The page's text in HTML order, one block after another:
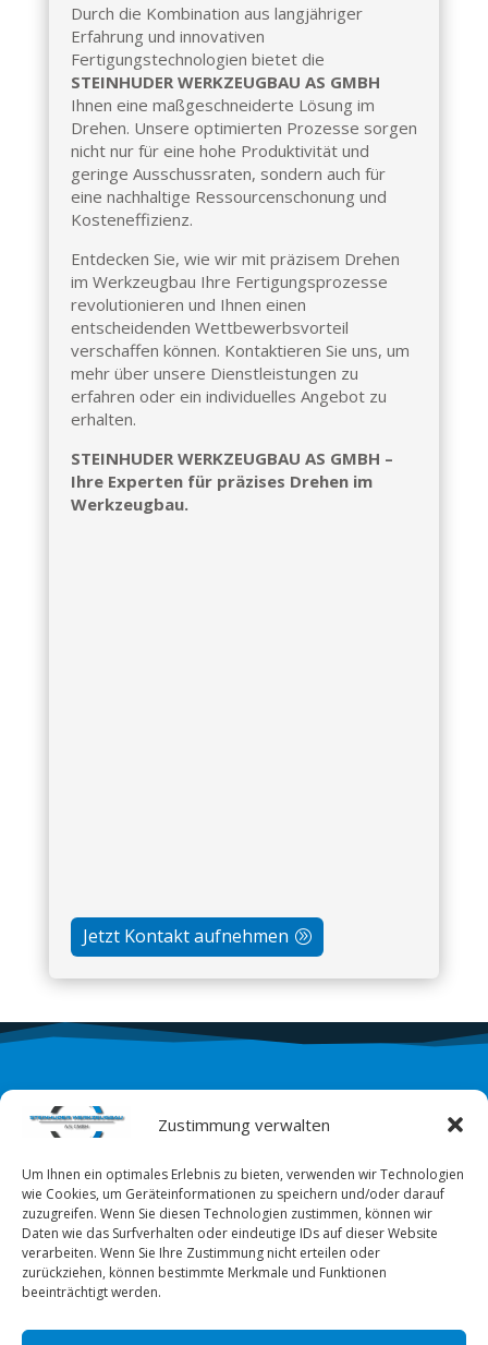
Zustimmung verwalten
Um Ihnen ein optimales Erlebnis zu bieten, verwenden wir Technologien
wie Cookies, um Geräteinformationen zu speichern und/oder darauf
zuzugreifen. Wenn Sie diesen Technologien zustimmen, können wir
Daten wie das Surfverhalten oder eindeutige IDs auf dieser Website
verarbeiten. Wenn Sie Ihre Zustimmung nicht erteilen oder
zurückziehen, können bestimmte Merkmale und Funktionen
beeinträchtigt werden.
Durch die Kombination aus langjähriger
Erfahrung und innovativen
Fertigungstechnologien bietet die
STEINHUDER WERKZEUGBAU AS GMBH
Ihnen eine maßgeschneiderte Lösung im
Drehen. Unsere optimierten Prozesse sorgen
nicht nur für eine hohe Produktivität und
geringe Ausschussraten, sondern auch für
eine nachhaltige Ressourcenschonung und
Kosteneffizienz.
Entdecken Sie, wie wir mit präzisem Drehen
im Werkzeugbau Ihre Fertigungsprozesse
revolutionieren und Ihnen einen
entscheidenden Wettbewerbsvorteil
verschaffen können. Kontaktieren Sie uns, um
mehr über unsere Dienstleistungen zu
erfahren oder ein individuelles Angebot zu
erhalten.
STEINHUDER WERKZEUGBAU AS GMBH –
Ihre Experten für präzises Drehen im
Werkzeugbau.
Jetzt Kontakt aufnehmen
Ihr Ansprechpartner
STEINHUDER WERKZEUGBAU AS GMBH
Am Bahnhof 22
31515 Wunstorf
Telefon: 05033 8433
E-Mail: info@steinhuder-werkzeugbau.de
Bürozeiten